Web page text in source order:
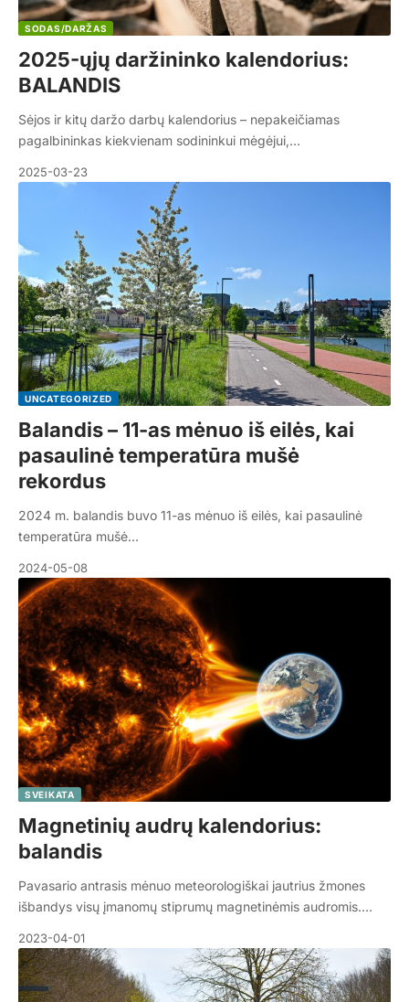
SODAS/DARŽAS
2025-ųjų daržininko kalendorius:
BALANDIS
Sėjos ir kitų daržo darbų kalendorius – nepakeičiamas
pagalbininkas kiekvienam sodininkui mėgėjui,…
2025-03-23
UNCATEGORIZED
Balandis – 11-as mėnuo iš eilės, kai
pasaulinė temperatūra mušė
rekordus
2024 m. balandis buvo 11-as mėnuo iš eilės, kai pasaulinė
temperatūra mušė…
2024-05-08
SVEIKATA
Magnetinių audrų kalendorius:
balandis
Pavasario antrasis mėnuo meteorologiškai jautrius žmones
išbandys visų įmanomų stiprumų magnetinėmis audromis.…
2023-04-01